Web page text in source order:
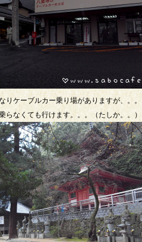
りケーブルカー乗り場がありますが、。。
らなくても行けます。。。（たしか。。）